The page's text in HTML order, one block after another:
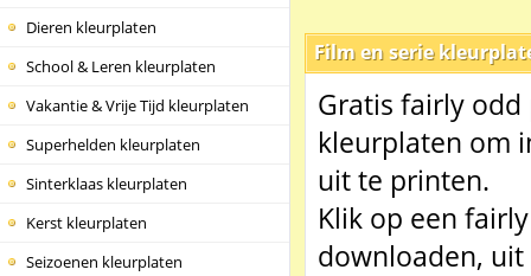
Dieren kleurplaten
School & Leren kleurplaten
Vakantie & Vrije Tijd kleurplaten
Superhelden kleurplaten
Sinterklaas kleurplaten
Kerst kleurplaten
Seizoenen kleurplaten
Film en serie
Gratis fairly
kleurplaten om
uit te printen.
Klik op een
downloaden,